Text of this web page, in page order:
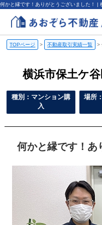
TOPページ > 不動産取引実績一覧 >
横浜市保土ケ
種別：マンション購
入
場所
何かと縁です！あ